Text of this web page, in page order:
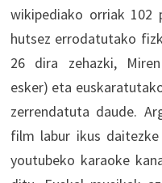
wikipediako orriak 102
hutsez errodatutako
26 dira zehazki,
esker) eta
zerrendatuta daude.
film labur ikus
youtubeko karaoke